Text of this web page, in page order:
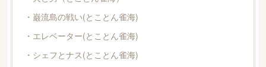
・巌流島の戦い(とことん雀海)
・エレベーター(とことん雀海)
・シェフとナス(とことん雀海)